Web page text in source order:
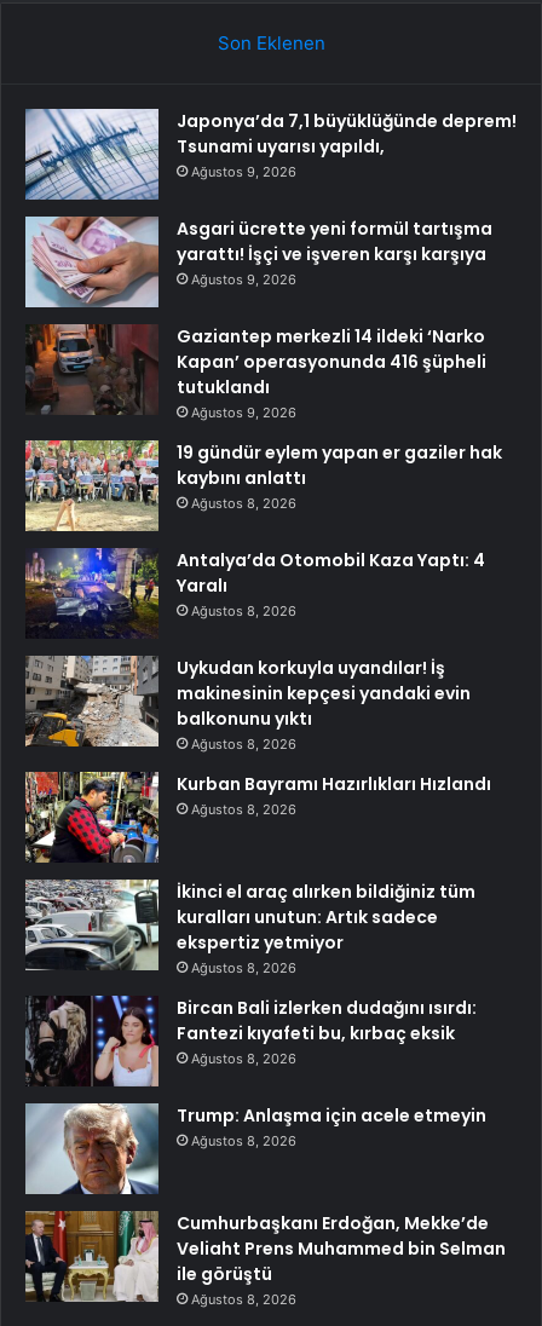
Son Eklenen
Japonya’da 7,1 büyüklüğünde deprem!
Tsunami uyarısı yapıldı,
Ağustos 9, 2026
Asgari ücrette yeni formül tartışma
yarattı! İşçi ve işveren karşı karşıya
Ağustos 9, 2026
Gaziantep merkezli 14 ildeki ‘Narko
Kapan’ operasyonunda 416 şüpheli
tutuklandı
Ağustos 9, 2026
19 gündür eylem yapan er gaziler hak
kaybını anlattı
Ağustos 8, 2026
Antalya’da Otomobil Kaza Yaptı: 4
Yaralı
Ağustos 8, 2026
Uykudan korkuyla uyandılar! İş
makinesinin kepçesi yandaki evin
balkonunu yıktı
Ağustos 8, 2026
Kurban Bayramı Hazırlıkları Hızlandı
Ağustos 8, 2026
İkinci el araç alırken bildiğiniz tüm
kuralları unutun: Artık sadece
ekspertiz yetmiyor
Ağustos 8, 2026
Bircan Bali izlerken dudağını ısırdı:
Fantezi kıyafeti bu, kırbaç eksik
Ağustos 8, 2026
Trump: Anlaşma için acele etmeyin
Ağustos 8, 2026
Cumhurbaşkanı Erdoğan, Mekke’de
Veliaht Prens Muhammed bin Selman
ile görüştü
Ağustos 8, 2026